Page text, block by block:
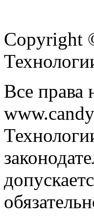
Copyright
Все права